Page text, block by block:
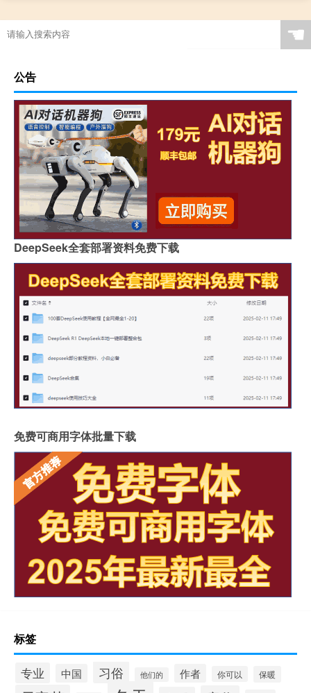
☚
公告
DeepSeek全套部署资料免费下载
免费可商用字体批量下载
标签
专业 中国 习俗 他们的 作者 你可以 保暖